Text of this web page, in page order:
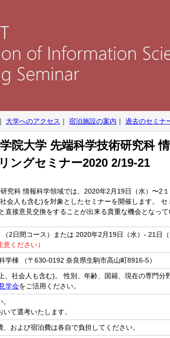
｜ 大学へのアクセス ｜ 宿泊施設の案内 ｜ 過去のセミナ
院大学 先端科学技術研究科
ングセミナー2020 2/19-21
究科 情報科学領域では、2020年2月19日（水）〜2
会人も含む)を対象としたセミナーを開催します。
接意見交換をすることが出来る貴重な機会となって
2日間コース）または 2020年2月19日（水）- 21日
ください）
学棟 （〒630-0192 奈良県生駒市高山町8916-5）
社会人も含む)。 性別、年齢、国籍、現在の専門分
学会をご活用ください。
て選考いたします。
および宿泊費は各自で負担してください。